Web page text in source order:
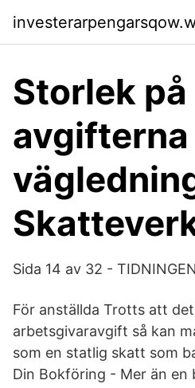
Storlek på
Sida 14 av 32 -
För anställda Trotts att
arbetsgivaravgift så kan
som en statlig skatt som
Din Bokföring - Mer än en